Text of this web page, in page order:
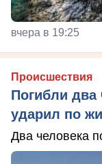
вчера в 19:25
Происшествия
Погибли два
ударил по
Два человека